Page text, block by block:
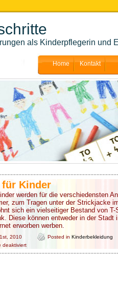
als Kinderpflegerin und
Home Kontakt
Kinder
werden für die verschiedensten
zum Tragen unter der Strickjacke
sich ein vielseitiger Bestand von T-
Diese können entweder in der Stadt
erworben werben.
2010 Posted in Kinderbekleidung
deaktiviertfür